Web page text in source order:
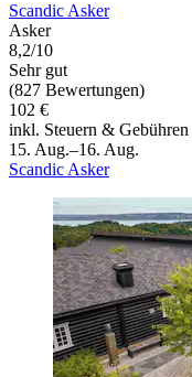
Scandic Asker
Asker
8,2/10
Sehr gut
(827 Bewertungen)
102 €
inkl. Steuern & Gebühren
15. Aug.–16. Aug.
Scandic Asker